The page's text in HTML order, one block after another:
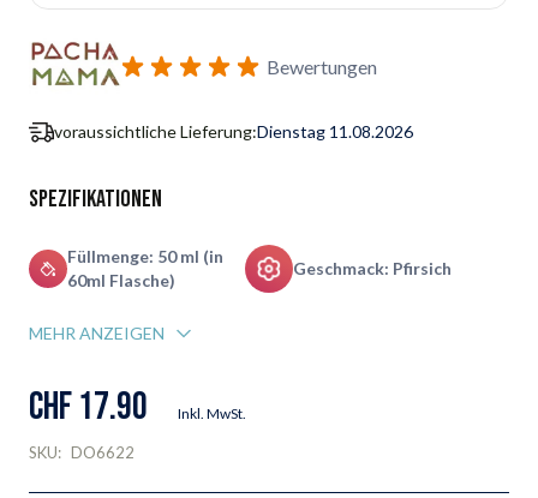
Bewertungen
voraussichtliche Lieferung:Dienstag 11.08.2026
Spezifikationen
Füllmenge: 50 ml (in
60ml Flasche)
Geschmack: Pfirsich
MEHR ANZEIGEN
CHF 17.90 Inkl. MwSt.
SKU: DO6622